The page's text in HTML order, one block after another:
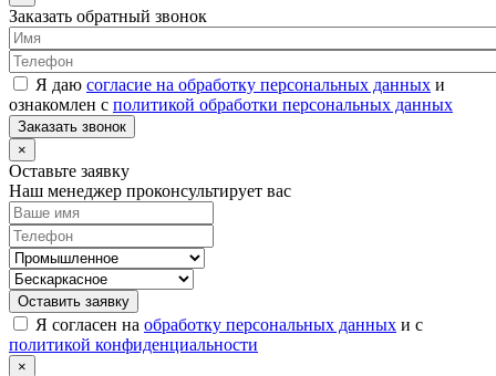
Заказать обратный звонок
Я даю согласие на обработку персональных данных и
ознакомлен с политикой обработки персональных данных
Заказать звонок
×
Оставьте заявку
Наш менеджер проконсультирует вас
Оставить заявку
Я согласен на обработку персональных данных и с
политикой конфиденциальности
×